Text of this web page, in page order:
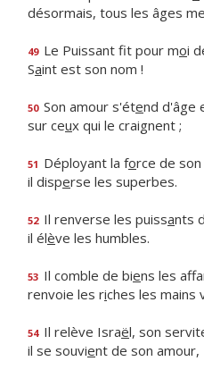
désormais, tous les âges
49 Le Puissant fit pour moi
Saint est son nom !
50 Son amour s'étend d'âge
sur ceux qui le craignent ;
51 Déployant la force de
il disperse les superbes.
52 Il renverse les puissants
il élève les humbles.
53 Il comble de biens les
renvoie les riches les mains
54 Il relève Israël, son
il se souvient de son amour,